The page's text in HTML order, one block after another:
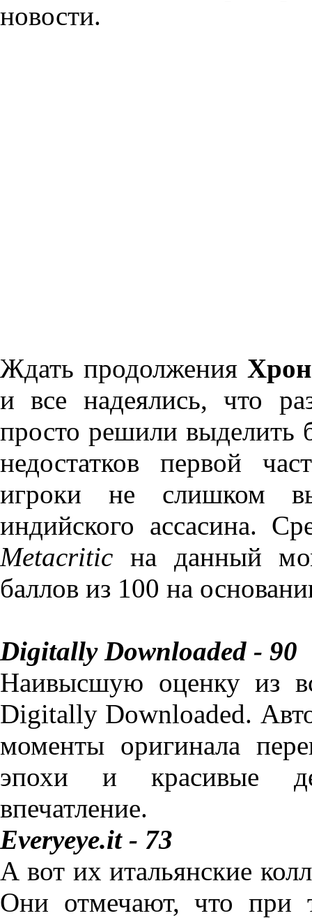
новости.
Ждать продолжения
и все надеялись, что
просто решили выделить
недостатков первой
игроки не слишком
индийского ассасина.
Metacritic на данный
баллов из 100 на
Digitally Downloaded - 90
Наивысшую оценку из
Digitally Downloaded.
моменты оригинала
эпохи и красивые
впечатление.
Everyeye.it - 73
А вот их итальянские
Они отмечают, что при